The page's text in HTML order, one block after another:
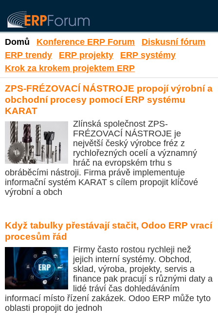
Domů Konference ERP Forum
Diskusní fórum
ERP trendy
ERP projekty
ERP systémy
Krok za krokem projektem ERP
ZPS-FRÉZOVACÍ NÁSTROJE propojí výrobní a
obchodní procesy pomocí ERP systému
KARAT
Zlínská společnost ZPS-
FRÉZOVACÍ NÁSTROJE je
největší český výrobce fréz z
rychlořezných ocelí a významný
hráč na evropském trhu s
obráběcími nástroji. Firma právě implementuje
informační systém KARAT s cílem propojit klíčové
výrobní a obch
Když tabulky přestávají stačit, Odoo ERP vrací
procesům řád
Firmy často rostou rychleji než
jejich interní systémy. Obchod,
sklad, výroba, projekty, servis a
finance pak pracují s různými daty a
lidé tráví čas dohledáváním
informací místo řízení zakázek. Odoo ERP může tyto
oblasti propojit do jednoh